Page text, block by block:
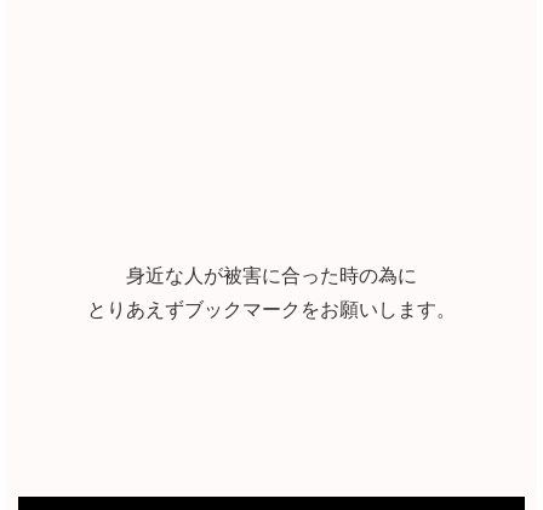
身近な人が被害に合った時の為に
とりあえずブックマークをお願いします。